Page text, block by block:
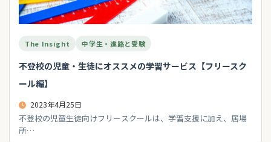
The Insight 中学生・進路と受験
不登校の児童・生徒にオススメの学習サービス【フリースク
ール編】
2023年4月25日
不登校の児童生徒向けフリースクールは、学習支援に加え、居場
所…